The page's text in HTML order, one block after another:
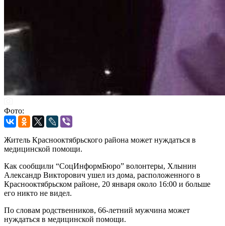
Фото:
Житель Краснооктябрьского района может нуждаться в
медицинской помощи.
Как сообщили “СоцИнформБюро” волонтеры, Хлынин
Александр Викторович ушел из дома, расположенного в
Краснооктябрьском районе, 20 января около 16:00 и больше
его никто не видел.
По словам родственников, 66-летний мужчина может
нуждаться в медицинской помощи.